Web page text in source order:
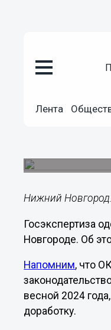
ЛентаПроект
Нижний
Госэкспертиза
Новгороде. Об
Напомним, что
весной 2024
доработку.